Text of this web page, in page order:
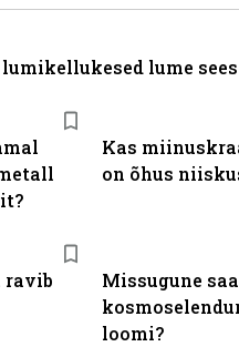
Kas
on õhus
ravib
Missugune
loomi?
lume